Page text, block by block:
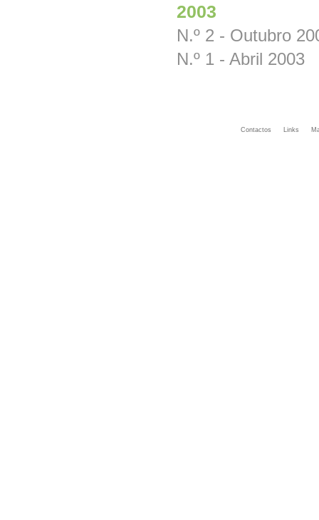
2003
N.º 2 - Outubro
N.º 1 - Abril 2003
Contactos Links